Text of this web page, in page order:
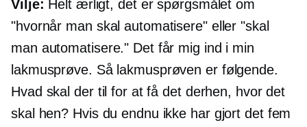
Vilje: Helt ærligt, det er spørgsmålet om
"hvornår man skal automatisere" eller "skal
man automatisere." Det får mig ind i min
lakmusprøve. Så lakmusprøven er følgende.
Hvad skal der til for at få det derhen, hvor det
skal hen? Hvis du endnu ikke har gjort det fem